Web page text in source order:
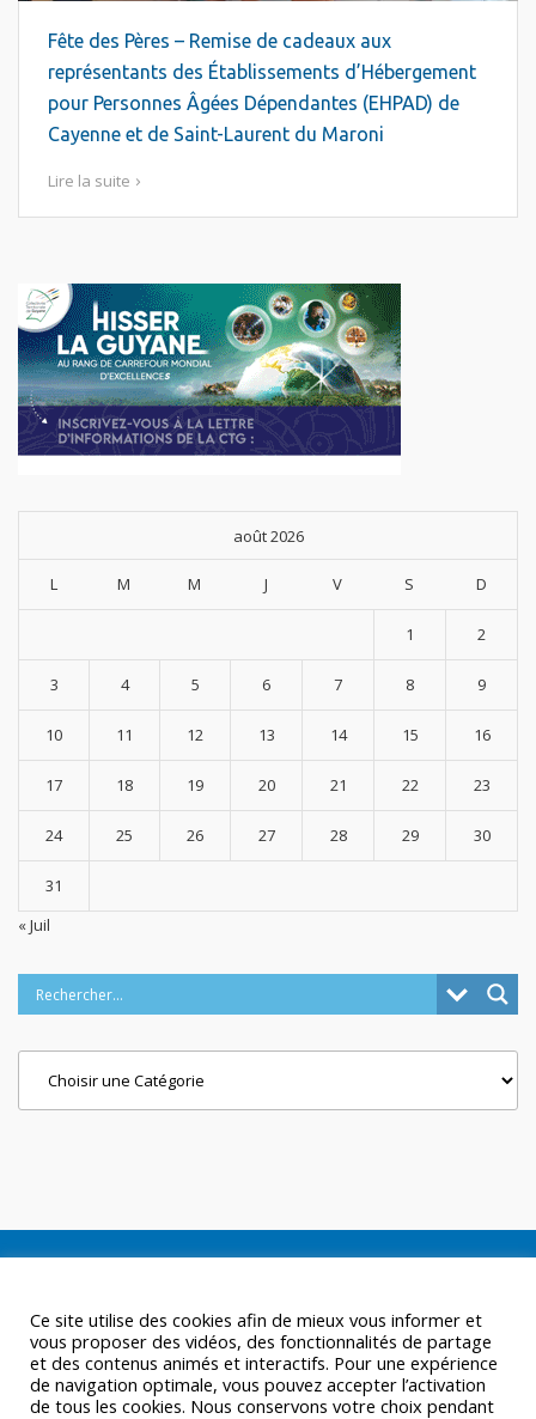
Fête des Pères – Remise de cadeaux aux
représentants des Établissements d’Hébergement
pour Personnes Âgées Dépendantes (EHPAD) de
Cayenne et de Saint-Laurent du Maroni
Lire la suite
août 2026
L M M J V S D
1 2
3 4 5 6 7 8 9
10 11 12 13 14 15 16
17 18 19 20 21 22 23
24 25 26 27 28 29 30
31
« Juil
Ce site utilise des cookies afin de mieux vous informer et
vous proposer des vidéos, des fonctionnalités de partage
et des contenus animés et interactifs. Pour une expérience
de navigation optimale, vous pouvez accepter l’activation
de tous les cookies. Nous conservons votre choix pendant